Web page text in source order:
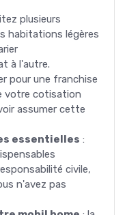
plusieurs
habitations légères
à l'autre.
pour une franchise
votre cotisation
assumer cette
essentielles :
civile,
n'avez pas